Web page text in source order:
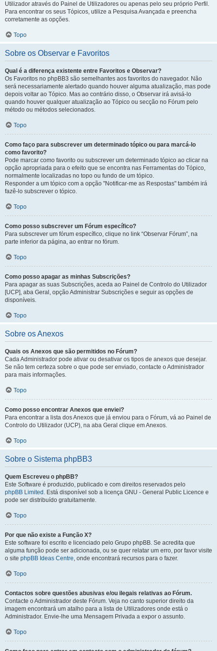
Utilizador através do Painel de Utilizadores ou apenas pelo seu próprio Perfil.
Para encontrar os seus Tópicos, utilize a Pesquisa Avançada e preencha
corretamente as opções.
Topo
Sobre os Observar e Favoritos
Qual é a diferença existente entre Favoritos e Observar?
Os Favoritos no phpBB3 são semelhantes aos favoritos do navegador. Não
será necessariamente alertado quando houver alguma atualização, mas pode
depois voltar ao Tópico. Mas ao contrário disso, o Observar irá avisá-lo
quando houver qualquer atualização ao Tópico ou secção no Fórum pelo
método ou métodos selecionados.
Topo
Como faço para subscrever um determinado tópico ou para marcá-lo
como favorito?
Pode marcar como favorito ou subscrever um determinado tópico ao clicar na
opção apropriada para o efeito que se encontra nas Ferramentas do Tópico,
normalmente localizadas no topo ou fundo de um tópico.
Responder a um tópico com a opção "Notificar-me as Respostas" também irá
fazê-lo subscrever o tópico.
Topo
Como posso subscrever um Fórum específico?
Para subscrever um fórum específico, clique no link “Observar Fórum”, na
parte inferior da página, ao entrar no fórum.
Topo
Como posso apagar as minhas Subscrições?
Para apagar as suas Subscrições, aceda ao Painel de Controlo do Utilizador
[UCP], aba Geral, opção Administrar Subscrições e seguir as opções de
disponíveis.
Topo
Sobre os Anexos
Quais os Anexos que são permitidos no Fórum?
Cada Administrador pode ativar ou desativar os tipos de anexos que desejar.
Se não tem certeza sobre o que pode ser enviado, contacte o Administrador
para mais informações.
Topo
Como posso encontrar Anexos que enviei?
Para encontrar a lista dos Anexos que já enviou para o Fórum, vá ao Painel de
Controlo do Utilizador (UCP), na aba Geral clique em Anexos.
Topo
Sobre o Sistema phpBB3
Quem Escreveu o phpBB?
Este Software é produzido, publicado e com direitos reservados pelo
phpBB Limited . Está disponível sob a licença GNU - General Public Licence e
pode ser distribuído gratuitamente.
Topo
Por que não existe a Função X?
Este software foi escrito e licenciado pelo Grupo phpBB. Se acredita que
alguma função pode ser adicionada, ou se quer relatar um erro, por favor visite
o site phpBB Ideas Centre, onde encontrará recursos para o fazer.
Topo
Contactos sobre questões abusivas e/ou ilegais relativas ao Fórum.
Contacte o Administrador deste Fórum. Veja no canto superior direito da
imagem encontrará um atalho para a lista de Utilizadores onde está o
Administrador. Envie-lhe uma Mensagem Privada a expor o assunto.
Topo